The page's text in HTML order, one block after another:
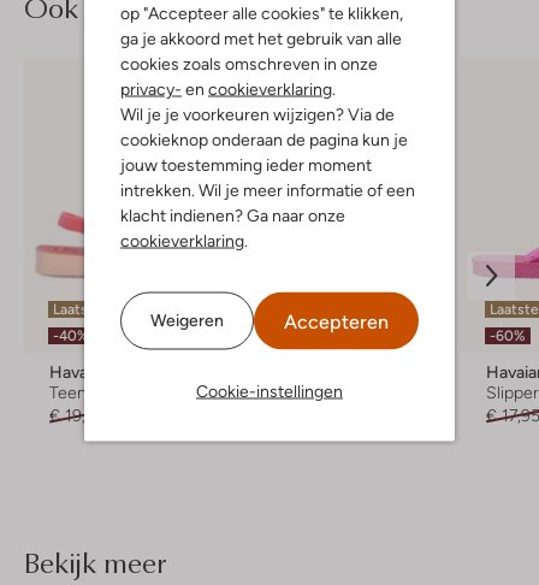
op "Accepteer alle cookies" te klikken,
ga je akkoord met het gebruik van alle
cookies zoals omschreven in onze
privacy- en cookieverklaring
Wil je je voorkeuren wijzigen? Via de
cookieknop onderaan de pagina kun je
jouw toestemming ieder moment
intrekken. Wil je meer informatie of een
klacht indienen? Ga naar onze
cookieverklaring
Weigeren Accepteren
Cookie-instellingen
Laatste item
-40%
Havaianas
Teenslippers
€ 19,99
Teenslippers
-60%
€
Bekijk meer